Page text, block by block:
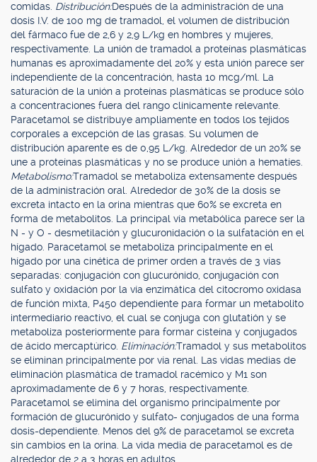
comidas. Distribución:Después de la administración de una
dosis I.V. de 100 mg de tramadol, el volumen de distribución
del fármaco fue de 2,6 y 2,9 L/kg en hombres y mujeres,
respectivamente. La unión de tramadol a proteínas plasmáticas
humanas es aproximadamente del 20% y esta unión parece ser
independiente de la concentración, hasta 10 mcg/ml. La
saturación de la unión a proteínas plasmáticas se produce sólo
a concentraciones fuera del rango clínicamente relevante.
Paracetamol se distribuye ampliamente en todos los tejidos
corporales a excepción de las grasas. Su volumen de
distribución aparente es de 0,95 L/kg. Alrededor de un 20% se
une a proteínas plasmáticas y no se produce unión a hematíes.
Metabolismo:Tramadol se metaboliza extensamente después
de la administración oral. Alrededor de 30% de la dosis se
excreta intacto en la orina mientras que 60% se excreta en
forma de metabolitos. La principal vía metabólica parece ser la
N - y O - desmetilación y glucuronidación o la sulfatación en el
hígado. Paracetamol se metaboliza principalmente en el
hígado por una cinética de primer orden a través de 3 vías
separadas: conjugación con glucurónido, conjugación con
sulfato y oxidación por la vía enzimática del citocromo oxidasa
de función mixta, P450 dependiente para formar un metabolito
intermediario reactivo, el cual se conjuga con glutatión y se
metaboliza posteriormente para formar cisteína y conjugados
de ácido mercaptúrico. Eliminación:Tramadol y sus metabolitos
se eliminan principalmente por vía renal. Las vidas medias de
eliminación plasmática de tramadol racémico y M1 son
aproximadamente de 6 y 7 horas, respectivamente.
Paracetamol se elimina del organismo principalmente por
formación de glucurónido y sulfato- conjugados de una forma
dosis-dependiente. Menos del 9% de paracetamol se excreta
sin cambios en la orina. La vida media de paracetamol es de
alrededor de 2 a 3 horas en adultos.